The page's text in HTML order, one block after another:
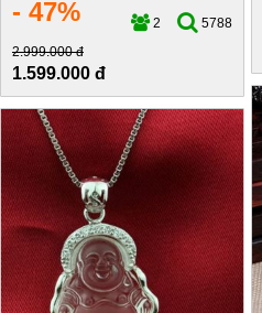
- 47% 2
5788
2.999.000 đ
1.599.000 đ